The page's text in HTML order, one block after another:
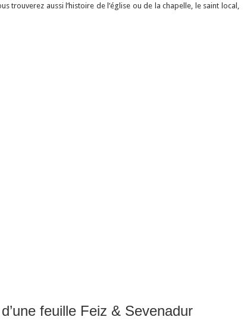
trouverez aussi l’histoire de l’église ou de la chapelle, le saint local,
feuille Feiz & Sevenadur